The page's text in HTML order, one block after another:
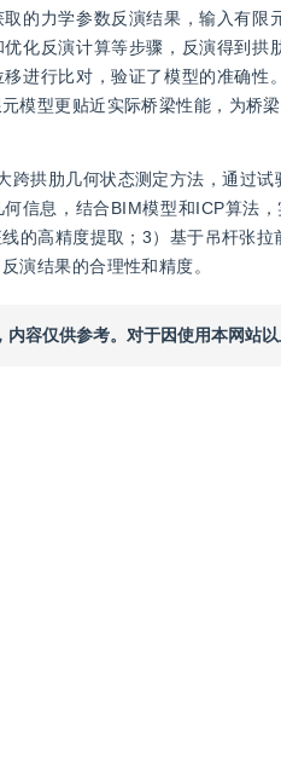
的力学参数反演结果，输入有
化反演计算等步骤，反演得到
进行比对，验证了模型的准确
模型更贴近实际桥梁性能，为桥
跨拱肋几何状态测定方法，通过
信息，结合BIM模型和ICP算法
的高精度提取；3）基于吊杆张
演结果的合理性和精度。
容仅供参考。对于因使用本网站